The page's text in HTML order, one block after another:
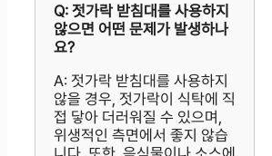
Q: 젓가락 받침대를 사용하지
않으면 어떤 문제가 발생하나
요?
A: 젓가락 받침대를 사용하지
않을 경우, 젓가락이 식탁에 직
접 닿아 더러워질 수 있으며,
위생적인 측면에서 좋지 않습